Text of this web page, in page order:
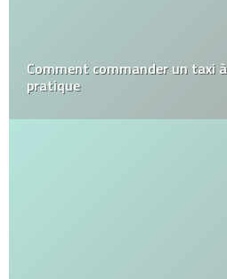
Comment commander un taxi
pratique